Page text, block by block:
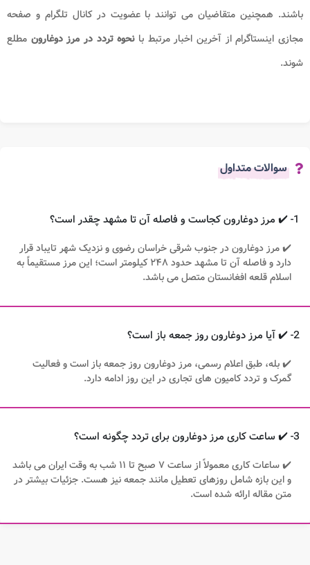
باشند. همچنین متقاضیان می توانند با عضویت در کانال تلگرام و صفحه
مجازی اینستاگرام از آخرین اخبار مرتبط بانحوه تردد در مرز دوغارون مطلع
شوند.
سوالات متداول
1- ✔️ مرز دوغارون کجاست و فاصله آن تا مشهد چقدر است؟
✔️ مرز دوغارون در جنوب شرقی خراسان رضوی و نزدیک شهر تایباد قرار
دارد و فاصله آن تا مشهد حدود ۲۴۸ کیلومتر است؛ این مرز مستقیماً به
اسلام قلعه افغانستان متصل می باشد.
2- ✔️ آیا مرز دوغارون روز جمعه باز است؟
✔️ بله، طبق اعلام رسمی، مرز دوغارون روز جمعه باز است و فعالیت
گمرک و تردد کامیون های تجاری در این روز ادامه دارد.
3- ✔️ ساعت کاری مرز دوغارون برای تردد چگونه است؟
✔️ ساعات کاری معمولاً از ساعت ۷ صبح تا ۱۱ شب به وقت ایران می باشد
و این بازه شامل روزهای تعطیل مانند جمعه نیز هست. جزئیات بیشتر در
متن مقاله ارائه شده است.